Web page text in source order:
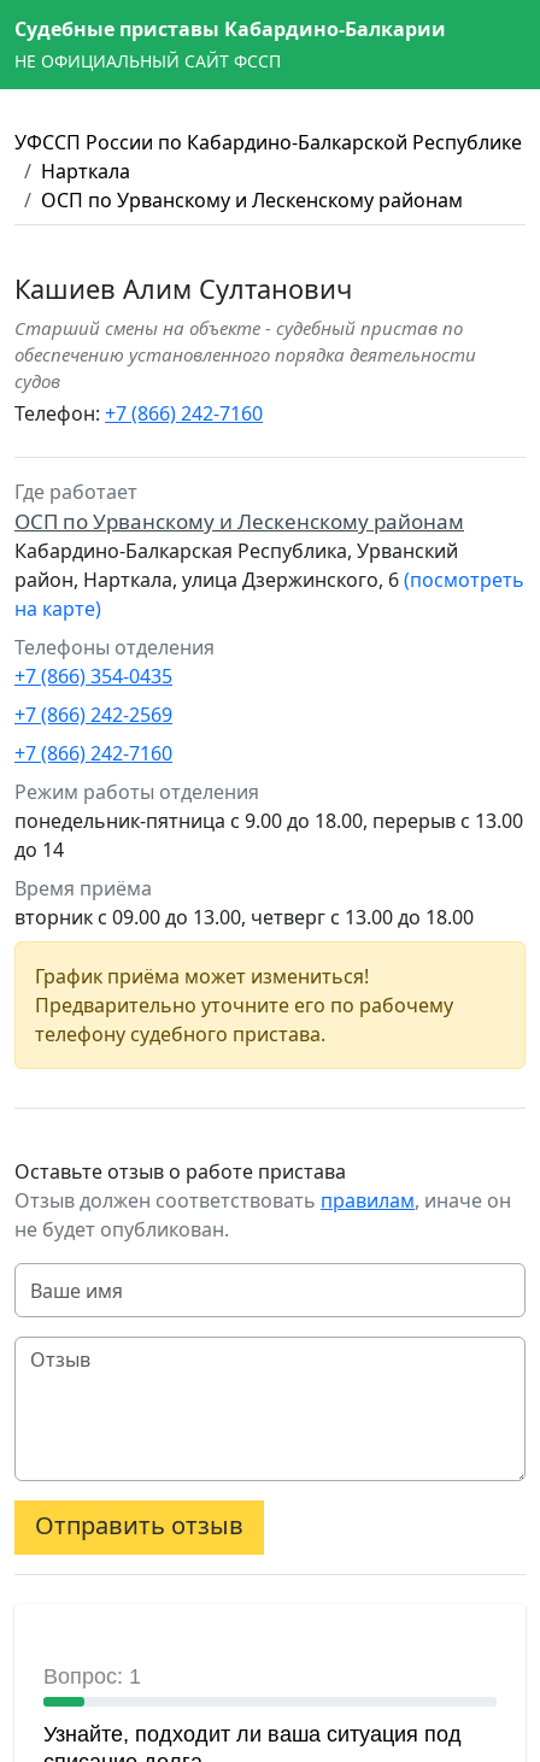
Судебные приставы Кабардино-Балкарии
НЕ ОФИЦИАЛЬНЫЙ САЙТ ФССП
УФССП России по Кабардино-Балкарской Республике
Нарткала
ОСП по Урванскому и Лескенскому районам
Кашиев Алим Султанович
Старший смены на объекте - судебный пристав по
обеспечению установленного порядка деятельности
судов
Телефон: +7 (866) 242-7160
Где работает
ОСП по Урванскому и Лескенскому районам
Кабардино-Балкарская Республика, Урванский
район, Нарткала, улица Дзержинского, 6(посмотреть
на карте)
Телефоны отделения
+7 (866) 354-0435
+7 (866) 242-2569
+7 (866) 242-7160
Режим работы отделения
понедельник-пятница с 9.00 до 18.00, перерыв с 13.00
до 14
Время приёма
вторник с 09.00 до 13.00, четверг с 13.00 до 18.00
График приёма может измениться!
Предварительно уточните его по рабочему
телефону судебного пристава.
Оставьте отзыв о работе пристава
Отзыв должен соответствовать правилам, иначе он
не будет опубликован.
Отправить отзыв